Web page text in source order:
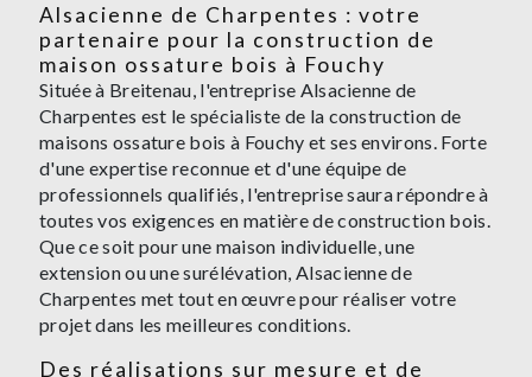
Alsacienne de Charpentes : votre
partenaire pour la construction de
maison ossature bois à Fouchy
Située à Breitenau, l'entreprise Alsacienne de
Charpentes est le spécialiste de la construction de
maisons ossature bois à Fouchy et ses environs. Forte
d'une expertise reconnue et d'une équipe de
professionnels qualifiés, l'entreprise saura répondre à
toutes vos exigences en matière de construction bois.
Que ce soit pour une maison individuelle, une
extension ou une surélévation, Alsacienne de
Charpentes met tout en œuvre pour réaliser votre
projet dans les meilleures conditions.
Des réalisations sur mesure et de